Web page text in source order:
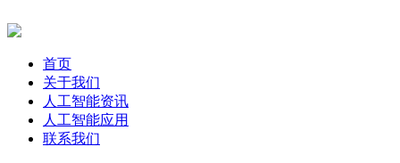
首页
关于我们
人工智能资讯
人工智能应用
联系我们